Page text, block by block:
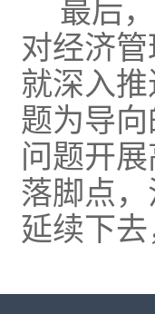
最后
对经济
就深入
题为导
问题开
落脚点
延续下